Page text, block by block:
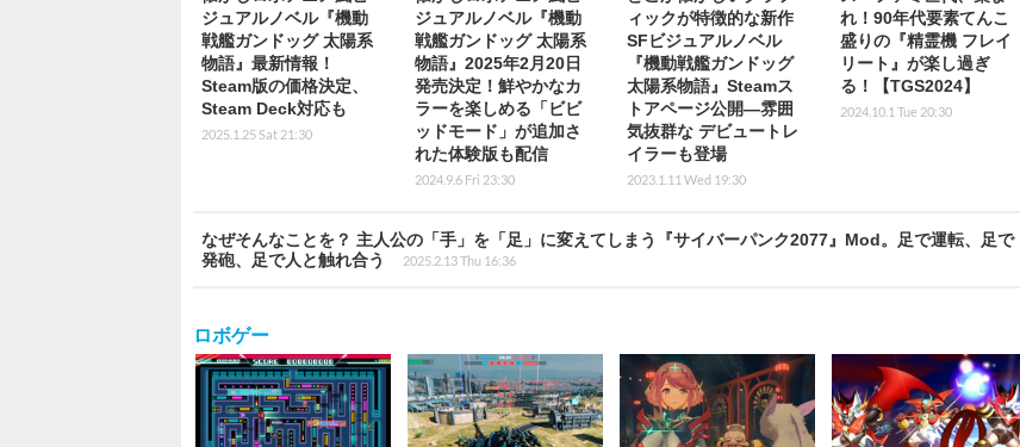
ジュアルノベル『機動
戦艦ガンドッグ 太陽系
物語』最新情報！
Steam版の価格決定、
Steam Deck対応も
2025.1.25 Sat 21:30
ジュアルノベル『機動
戦艦ガンドッグ 太陽系
物語』2025年2月20日
発売決定！鮮やかなカ
ラーを楽しめる「ビビ
ッドモード」が追加さ
れた体験版も配信
2024.9.6 Fri 23:30
ィックが特徴的な新作
SFビジュアルノベル
『機動戦艦ガンドッグ
太陽系物語』Steamス
トアページ公開―雰囲
気抜群な デビュートレ
イラーも登場
2023.1.11 Wed 19:30
れ！90年代要素てんこ
盛りの『精霊機 フレイ
リート』が楽し過ぎ
る！【TGS2024】
2024.10.1 Tue 20:30
なぜそんなことを？ 主人公の「手」を「足」に変えてしまう『サイバーパンク2077』Mod。足で運転、足で
発砲、足で人と触れ合う
2025.2.13 Thu 16:36
ロボゲー